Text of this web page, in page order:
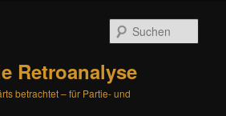
Retroanalyse
betrachtet – für Partie- und